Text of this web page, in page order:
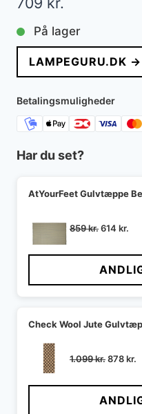
På lager
LAMPEGURU.DK →
Betalingsmuligheder
Har du set?
AtYourFeet Gulvtæppe
859kr.Den
pris
var:
859 kr..
614 kr.
er:
Check Wool Jute
1.099kr.Den
pris
var:
878kr.